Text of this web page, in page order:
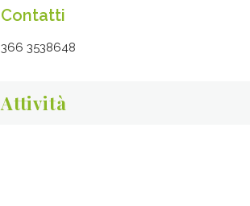
Contatti
366 3538648
Attività